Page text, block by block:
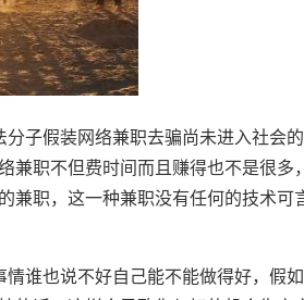
子假装网络兼职去骗尚未进入社会
兼职不但费时间而且赚得也不是很多
兼职，这一种兼职没有任何的技术可
谁也说不好自己能不能做得好，假